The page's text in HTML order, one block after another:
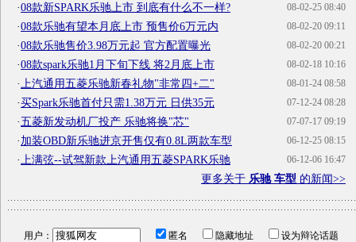
08-02-25 08:40
·08款新SPARK乐驰上市 到底有什么不一样?
08-02-20 09:11
·08款乐驰有望本月底上市 预售价6万元内
08-02-20 00:21
·08款乐驰售价3.98万元起 官方配置曝光
08-02-18 10:16
·08款spark乐驰1月下旬下线 将2月底上市
08-01-24 08:58
· 上汽通用五菱乐驰新春礼物"非常四+二"
07-12-24 08:28
·买Spark乐驰首付只需1.38万元 日供35元
07-07-17 09:19
·五菱新发动机厂投产 乐驰将换"芯"
06-12-25 08:15
·加装OBD新乐驰进京开售仅有0.8L两款车型
06-12-06 16:47
· 上满弦--试驾新款上汽通用五菱SPARK乐驰
更多关于 乐驰 车型 的新闻>>
用户： 匿名 隐藏地址
设为辩论话题